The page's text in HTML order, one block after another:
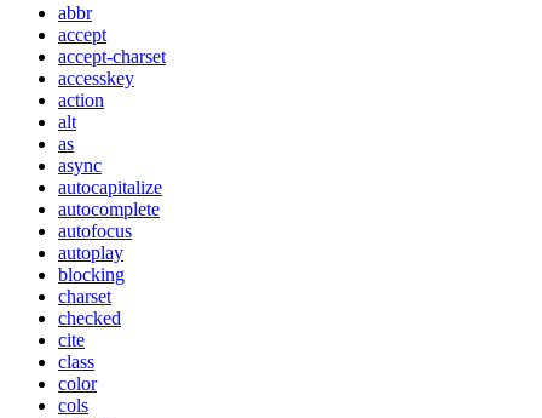
abbr
accept
accept-charset
accesskey
action
alt
as
async
autocapitalize
autocomplete
autofocus
autoplay
blocking
charset
checked
cite
class
color
cols